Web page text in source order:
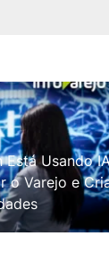
Está Usando
o Varejo e